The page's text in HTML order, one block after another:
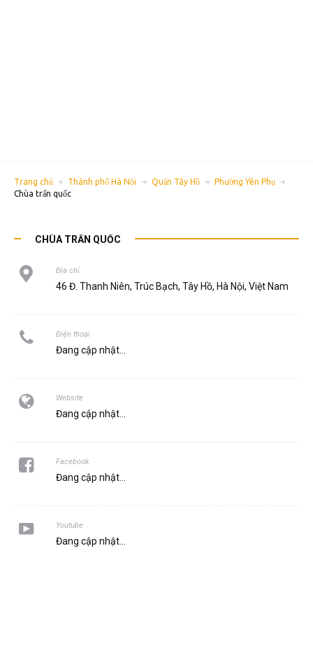
Trang chủ Thành phố Hà Nội Quận Tây Hồ
Phường Yên Phụ
Chùa trấn quốc
CHÙA TRẤN QUỐC
Địa chỉ
46 Đ. Thanh Niên, Trúc Bạch, Tây Hồ, Hà Nội, Việt Nam
Điện thoại
Đang cập nhật...
Website
Đang cập nhật...
Facebook
Đang cập nhật...
Youtube
Đang cập nhật...